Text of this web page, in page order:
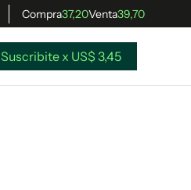
Compra37,20Venta39,70
Suscribite x US$ 3,45